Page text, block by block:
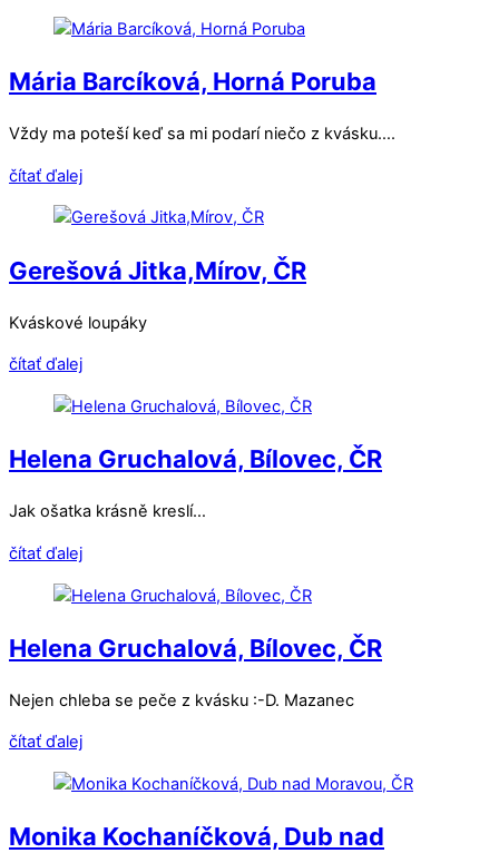
Mária Barcíková, Horná Poruba
Vždy ma poteší keď sa mi podarí niečo z kvásku….
čítať ďalej
Gerešová Jitka,Mírov, ČR
Kváskové loupáky
čítať ďalej
Helena Gruchalová, Bílovec, ČR
Jak ošatka krásně kreslí…
čítať ďalej
Helena Gruchalová, Bílovec, ČR
Nejen chleba se peče z kvásku :-D. Mazanec
čítať ďalej
Monika Kochaníčková, Dub nad